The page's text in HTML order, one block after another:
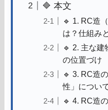
🔷 本文
🔹 1. RC造
は？仕組み
🔹 2. 主な
の位置づけ
🔹 3. RC造
性」につい
🔹 4. RC造